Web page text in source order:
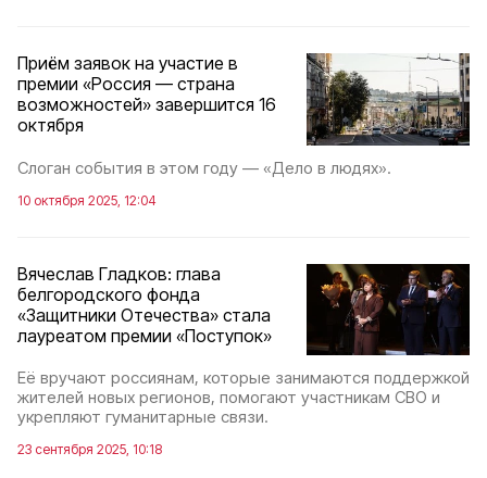
Приём заявок на участие в
премии «Россия — страна
возможностей» завершится 16
октября
Слоган события в этом году — «Дело в людях».
10 октября 2025, 12:04
Вячеслав Гладков: глава
белгородского фонда
«Защитники Отечества» стала
лауреатом премии «Поступок»
Её вручают россиянам, которые занимаются поддержкой
жителей новых регионов, помогают участникам СВО и
укрепляют гуманитарные связи.
23 сентября 2025, 10:18